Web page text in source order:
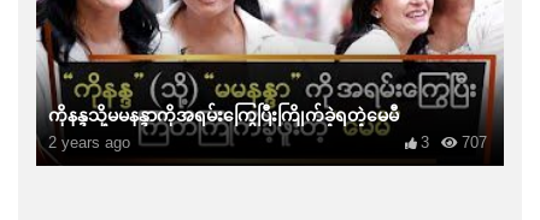
ကိုနန္ဒသို့မမနန္ဒာကိုအရမ်းကြွေပြီးကြိုက်ခဲ့ရတဲ့မေမီ
2 years ago 707
3